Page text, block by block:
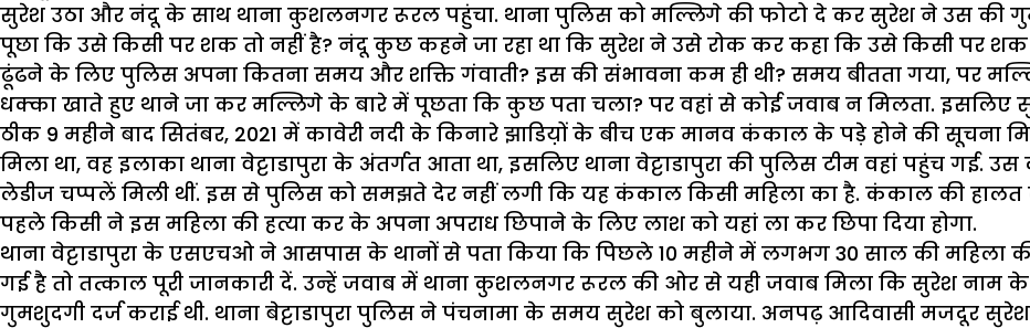
सुरेश उठा और नंदू के साथ थाना कुशलनगर रूरल पहुंचा. थाना पुलिस को मल्लिगे की फोटो दे कर सुरेश ने उस की
पूछा कि उसे किसी पर शक तो नहीं है? नंदू कुछ कहने जा रहा था कि सुरेश ने उसे रोक कर कहा कि उसे किसी पर शक
ढूंढने के लिए पुलिस अपना कितना समय और शक्ति गंवाती? इस की संभावना कम ही थी? समय बीतता गया, पर
धक्का खाते हुए थाने जा कर मल्लिगे के बारे में पूछता कि कुछ पता चला? पर वहां से कोई जवाब न मिलता. इसलिए
ठीक 9 महीने बाद सितंबर, 2021 में कावेरी नदी के किनारे झाडिय़ों के बीच एक मानव कंकाल के पड़े होने की सूचना
मिला था, वह इलाका थाना वेट्टाडापुरा के अंतर्गत आता था, इसलिए थाना वेट्टाडापुरा की पुलिस टीम वहां पहुंच गई.
लेडीज चप्पलें मिली थीं. इस से पुलिस को समझते देर नहीं लगी कि यह कंकाल किसी महिला का है. कंकाल की
पहले किसी ने इस महिला की हत्या कर के अपना अपराध छिपाने के लिए लाश को यहां ला कर छिपा दिया होगा.
थाना वेट्टाडापुरा के एसएचओ ने आसपास के थानों से पता किया कि पिछले 10 महीने में लगभग 30 साल की महिला की
गई है तो तत्काल पूरी जानकारी दें. उन्हें जवाब में थाना कुशलनगर रूरल की ओर से यही जवाब मिला कि सुरेश नाम
गुमशुदगी दर्ज कराई थी. थाना बेट्टाडापुरा पुलिस ने पंचनामा के समय सुरेश को बुलाया. अनपढ़ आदिवासी मजदूर